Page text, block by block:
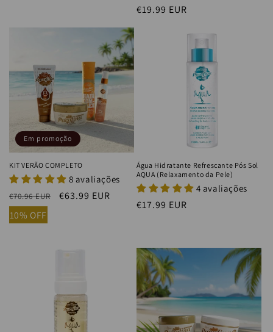
Preço
€19.99 EUR
Em promoção
KIT VERÃO COMPLETO
8 avaliações
Preço
normal
€70.96 EUR
Preço
€63.99 EUR
10% OFF
Água Hidratante Refrescante Pós Sol
AQUA (Relaxamento da Pele)
4 avaliações
Preço
€17.99 EUR